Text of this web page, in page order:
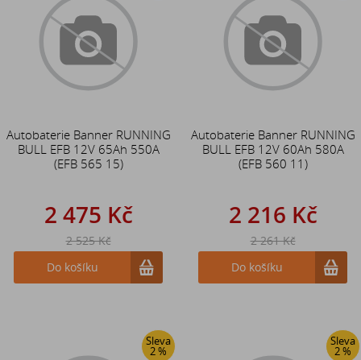
Autobaterie Banner RUNNING
BULL EFB 12V 65Ah 550A
(EFB 565 15)
2 475 Kč
2 525 Kč
Do košíku
Autobaterie Banner RUNNING
BULL EFB 12V 60Ah 580A
(EFB 560 11)
2 216 Kč
2 261 Kč
Do košíku
Sleva
2 %
Sleva
2 %